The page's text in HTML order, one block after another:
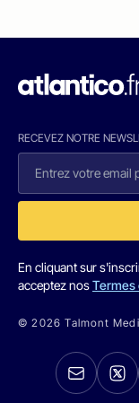
RECEVEZ NOTRE
En cliquant sur
acceptez nosTermes
© 2026 Talmont